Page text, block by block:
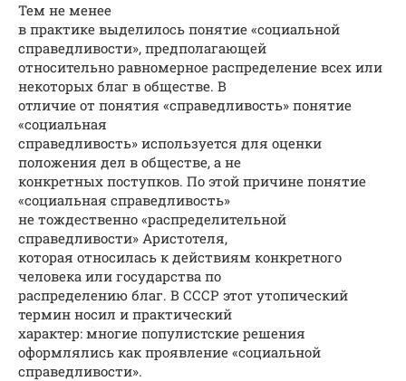
Тем не менее
в практике выделилось понятие «социальной
справедливости», предполагающей
относительно равномерное распределение всех или
некоторых благ в обществе. В
отличие от понятия «справедливость» понятие
«социальная
справедливость» используется для оценки
положения дел в обществе, а не
конкретных поступков. По этой причине понятие
«социальная справедливость»
не тождественно «распределительной
справедливости» Аристотеля,
которая относилась к действиям конкретного
человека или государства по
распределению благ. В СССР этот утопический
термин носил и практический
характер: многие популистские решения
оформлялись как проявление «социальной
справедливости».